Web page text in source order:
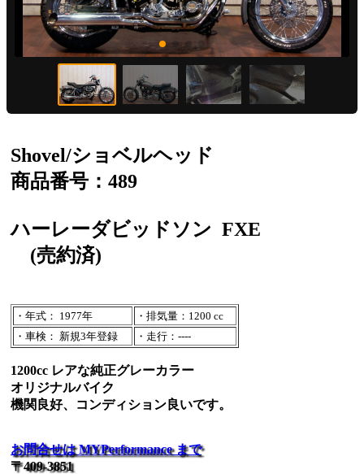
Shovel/ショベルヘッド
商品番号：489
ハーレーダビッドソン FXE
(売約済)
・年式： 1977年
・排気量：1200 cc
・車検： 新規3年登録
・走行：----
1200cc レアな純正グレーカラー
オリジナルバイク
機関良好、コンディション良いです。
お問合せは MYPerformance まで
〒409-3851